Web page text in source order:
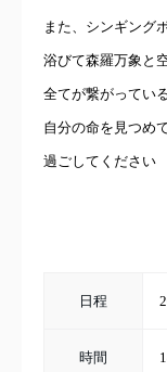
また、シンギング
浴びて森羅万象と
全てが繋がってい
自分の命を見つめ
過ごしてください
日程
時間